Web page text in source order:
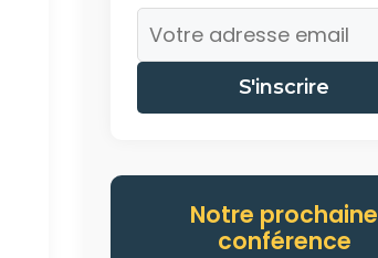
S'inscrire
Notre prochaine
conférence